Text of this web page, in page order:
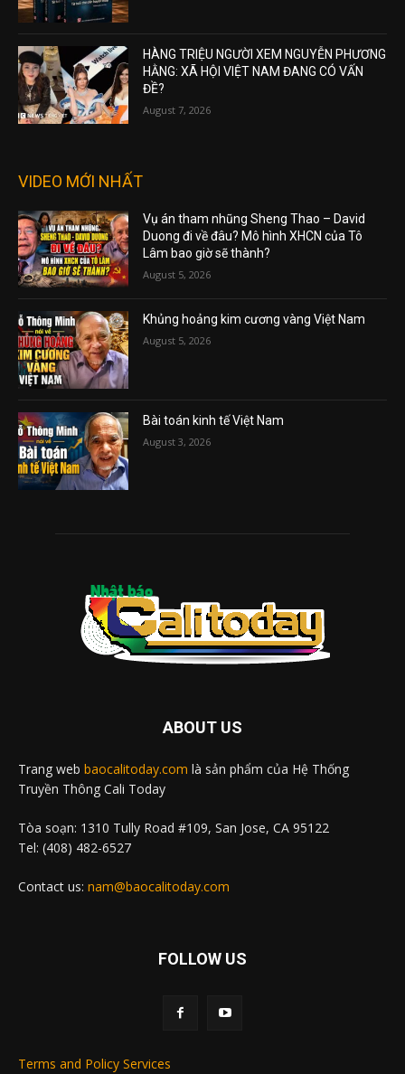
HÀNG TRIỆU NGƯỜI XEM NGUYỄN PHƯƠNG
HẰNG: XÃ HỘI VIỆT NAM ĐANG CÓ VẤN
ĐỀ?
August 7, 2026
VIDEO MỚI NHẤT
Vụ án tham nhũng Sheng Thao – David
Duong đi về đâu? Mô hình XHCN của Tô
Lâm bao giờ sẽ thành?
August 5, 2026
Khủng hoảng kim cương vàng Việt Nam
August 5, 2026
Bài toán kinh tế Việt Nam
August 3, 2026
ABOUT US
Trang web baocalitoday.com là sản phẩm của Hệ Thống
Truyền Thông Cali Today
Tòa soạn: 1310 Tully Road #109, San Jose, CA 95122
Tel: (408) 482-6527
Contact us: nam@baocalitoday.com
FOLLOW US
Terms and Policy Services